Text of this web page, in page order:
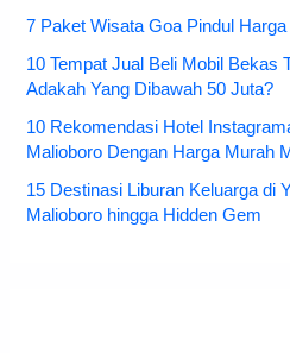
7 Paket Wisata Goa Pindul
10 Tempat Jual Beli Mobil Bekas
Adakah Yang Dibawah 50 Juta?
10 Rekomendasi Hotel
Malioboro Dengan Harga Murah
15 Destinasi Liburan Keluarga di
Malioboro hingga Hidden Gem